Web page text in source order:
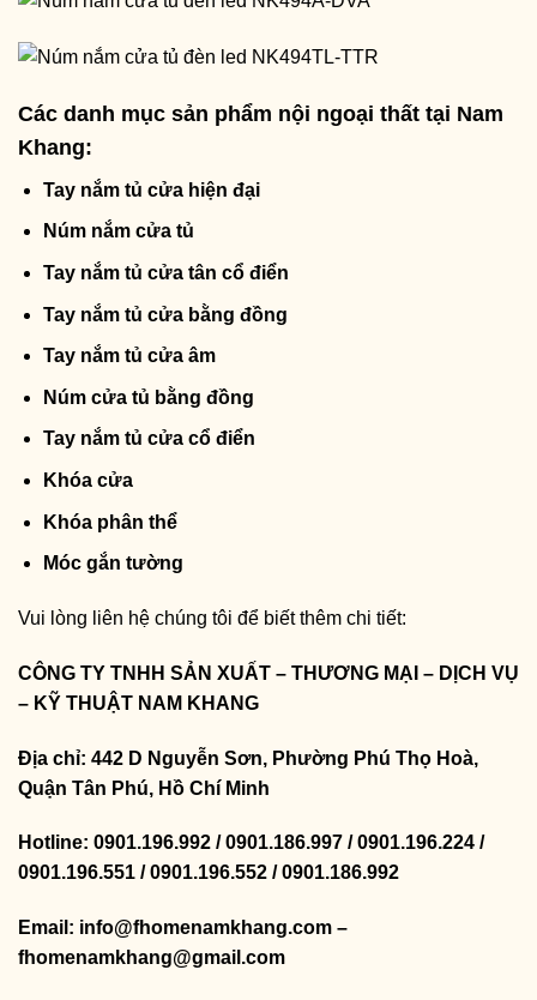
Các danh mục sản phẩm nội ngoại thất tại Nam
Khang:
Tay nắm tủ cửa hiện đại
Núm nắm cửa tủ
Tay nắm tủ cửa tân cổ điển
Tay nắm tủ cửa bằng đồng
Tay nắm tủ cửa âm
Núm cửa tủ bằng đồng
Tay nắm tủ cửa cổ điển
Khóa cửa
Khóa phân thể
Móc gắn tường
Vui lòng liên hệ chúng tôi để biết thêm chi tiết:
CÔNG TY TNHH SẢN XUẤT – THƯƠNG MẠI – DỊCH VỤ
– KỸ THUẬT NAM KHANG
Địa chỉ: 442 D Nguyễn Sơn, Phường Phú Thọ Hoà,
Quận Tân Phú, Hồ Chí Minh
Hotline: 0901.196.992 / 0901.186.997 / 0901.196.224 /
0901.196.551 / 0901.196.552 / 0901.186.992
Email: info@fhomenamkhang.com –
fhomenamkhang@gmail.com